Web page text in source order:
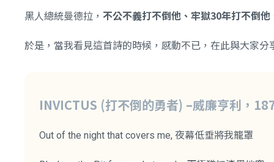
黑人總統曼德拉， 不公不義打不倒他、牢獄30年打不倒
於是，當我看見這首詩的時候，感動不已，在此與大家分
INVICTUS (打不倒的勇者) –威廉亨利，
Out of the night that covers me, 夜幕低垂將我籠罩